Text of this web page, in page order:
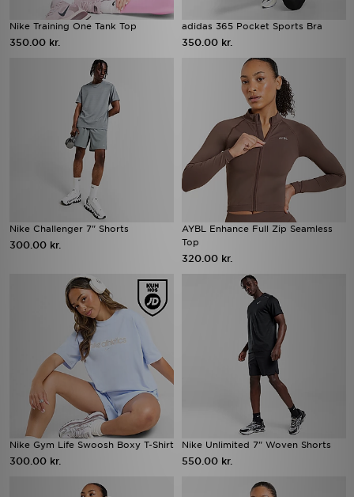
Nike Training One Tank Top
350.00 kr.
adidas 365 Pocket Sports Bra
350.00 kr.
Nike Challenger 7" Shorts
300.00 kr.
AYBL Enhance Full Zip Seamless
Top
320.00 kr.
Nike Gym Life Swoosh Boxy T-Shirt
300.00 kr.
Nike Unlimited 7" Woven Shorts
550.00 kr.